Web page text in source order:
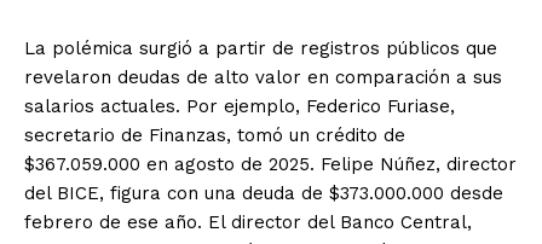
La polémica surgió a partir de registros públicos que
revelaron deudas de alto valor en comparación a sus
salarios actuales. Por ejemplo, Federico Furiase,
secretario de Finanzas, tomó un crédito de
$367.059.000 en agosto de 2025. Felipe Núñez, director
del BICE, figura con una deuda de $373.000.000 desde
febrero de ese año. El director del Banco Central,